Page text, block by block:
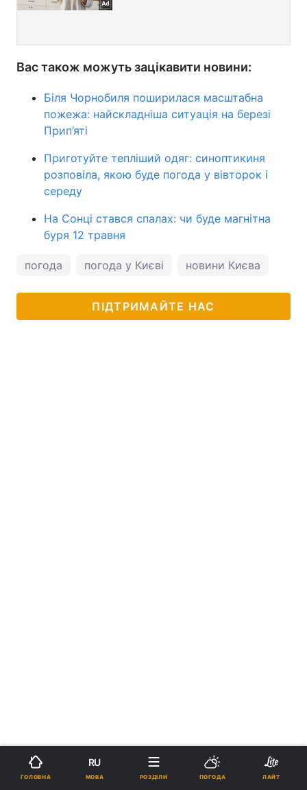
Вас також можуть зацікавити новини:
Біля Чорнобиля поширилася масштабна
пожежа: найскладніша ситуація на березі
Прип’яті
Приготуйте тепліший одяг: синоптикиня
розповіла, якою буде погода у вівторок і
середу
На Сонці стався спалах: чи буде магнітна
буря 12 травня
погода погода у Києві новини Києва
ПІДТРИМАЙТЕ НАС
ГОЛОВНА
RU
МОВА РОЗДІЛИ ПОГОДА ЛАЙТ